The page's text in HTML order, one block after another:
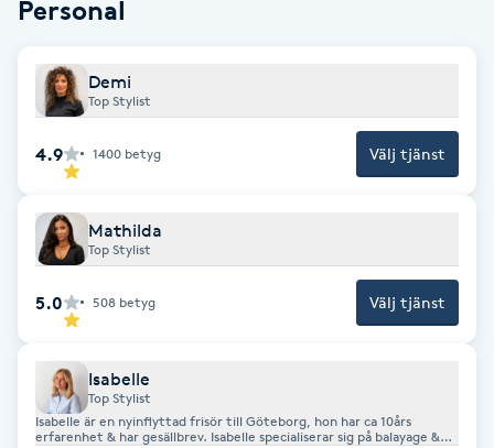
Fibromassage
Fillers
Fotmassage
Fotvård
Fransar
Personal
Demi
Top Stylist
4.9 1400 betyg Välj tjänst
Mathilda
Top Stylist
5.0 508 betyg Välj tjänst
Isabelle
Top Stylist
Isabelle är en nyinflyttad frisör till Göteborg, hon har ca 10års
erfarenhet & har gesällbrev. Isabelle specialiserar sig på balayage &